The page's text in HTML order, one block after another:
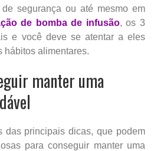
segurança ou até mesmo em
de bomba de infusão, os 3
e você deve se atentar a eles
hábitos alimentares.
manter uma
das principais dicas, que podem
para conseguir manter uma